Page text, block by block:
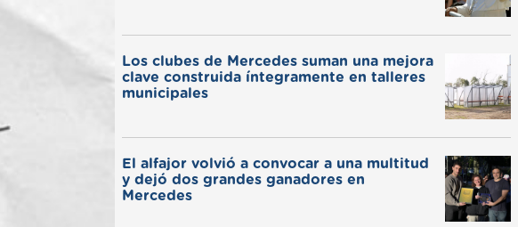
Los clubes de Mercedes suman una mejora
clave construida íntegramente en talleres
municipales
El alfajor volvió a convocar a una multitud
y dejó dos grandes ganadores en
Mercedes